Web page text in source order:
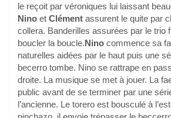
le reçoit par véroniques lui laissant
Nino et Clément assurent le quite par
collera. Banderilles assurées par le trio
boucler la boucle. Nino commence sa
naturelles aidées par le haut puis une
becerro tombe. Nino se rattrape en
droite. La musique se met à jouer. La
public avant de se terminer par une
l’ancienne. Le torero est bousculé à